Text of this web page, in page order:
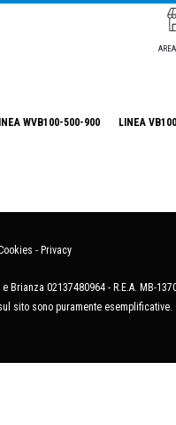
WVB100-500-900 LINEA
- Privacy
02137480964 - R.E.A. MB-
sito sono puramente esemplificative.